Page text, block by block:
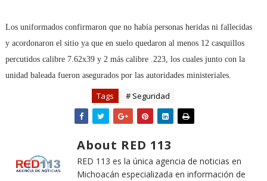
Los uniformados confirmaron que no había personas heridas ni fallecidas
y acordonaron el sitio ya que en suelo quedaron al menos 12 casquillos
percutidos calibre 7.62x39 y 2 más calibre .223, los cuales junto con la
unidad baleada fueron asegurados por las autoridades ministeriales.
Tags # Seguridad
About RED 113
RED 113 es la única agencia de noticias en
Michoacán especializada en información de